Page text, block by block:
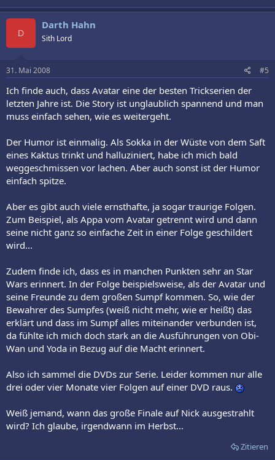
D
Darth Hahn
Sith Lord
31. Mai 2008 #5
Ich finde auch, dass Avatar eine der besten Trickserien der
letzten Jahre ist. Die Story ist unglaublich spannend und man
muss einfach sehen, wie es weitergeht.
Der Humor ist einmalig. Als Sokka in der Wüste von dem Saft
eines Kaktus trinkt und halluziniert, habe ich mich bald
weggeschmissen vor lachen. Aber auch sonst ist der Humor
einfach spitze.
Aber es gibt auch viele ernsthafte, ja sogar traurige Folgen.
Zum Beispiel, als Appa vom Avatar getrennt wird und dann
seine nicht ganz so einfache Zeit in einer Folge geschildert
wird...
Zudem finde ich, dass es in manchen Punkten sehr an Star
Wars erinnert. In der Folge beispielsweise, als der Avatar und
seine Freunde zu dem großen Sumpf kommen. So, wie der
Bewahrer des Sumpfes (weiß nicht mehr, wie er heißt) das
erklärt und dass im Sumpf alles miteinander verbunden ist,
da fühlte ich mich doch stark an die Ausführungen von Obi-
Wan und Yoda in Bezug auf die Macht erinnert.
Also ich sammel die DVDs zur Serie. Leider kommen nur alle
drei oder vier Monate vier Folgen auf einer DVD raus.
Weiß jemand, wann das große Finale auf Nick ausgestrahlt
wird? Ich glaube, irgendwann im Herbst...
Zitieren